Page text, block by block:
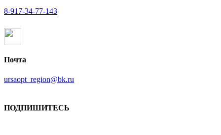
8-917-34-77-143
Почта
ursaopt_region@bk.ru
ПОДПИШИТЕСЬ